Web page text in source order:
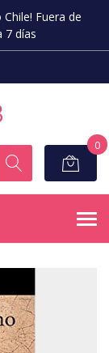
Fuera de
7 días
0